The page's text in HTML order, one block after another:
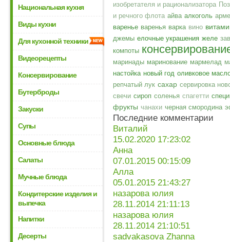
Национальная кухня
Виды кухни
Для кухонной техники
Видеорецепты
Консервирование
Бутерброды
Закуски
Супы
Основные блюда
Салаты
Мучные блюда
Кондитерские изделия и
выпечка
Напитки
Десерты
изобретателя и рационализатора
и речного флота айва алкоголь
варенье варенья варка вино
джемы елочные украшения желе
компоты
маринады маринование мармелад
настойка новый год оливковое
репчатый лук сахар сервировка
свечи сироп соленья спагетти
фрукты чанахи черная смородина
Последние комментарии
Виталий
15.02.2020 17:23:02
Анна
07.01.2015 00:15:09
Алла
05.01.2015 21:43:27
назарова юлия
28.11.2014 21:11:13
назарова юлия
28.11.2014 21:10:51
sadvakasova Zhanna